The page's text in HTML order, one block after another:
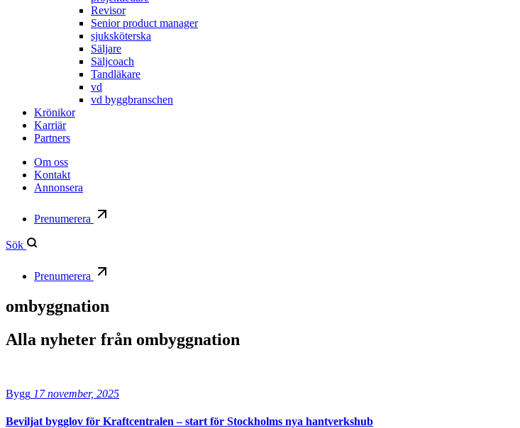
Revisor
Senior product manager
sjuksköterska
Säljare
Säljcoach
Tandläkare
vd
vd byggbranschen
Krönikor
Karriär
Partners
Om oss
Kontakt
Annonsera
Prenumerera
Sök
Prenumerera
ombyggnation
Alla nyheter från ombyggnation
Bygg 17 november, 2025
Beviljat bygglov för Kraftcentralen – start för Stockholms nya hantverkshub